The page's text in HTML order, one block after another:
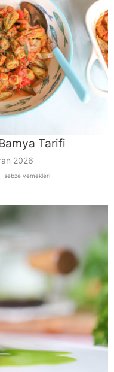
Tarifi
2026
sebze yemekleri